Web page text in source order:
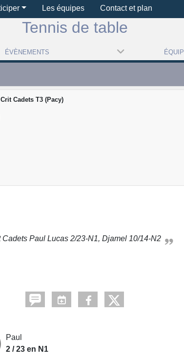
Les équipes Contact et plan
Tennis de table
ÉVÈNEMENTS
Crit Cadets T3 (Pacy)
Cadets Paul Lucas 2/23-N1, Djamel 10/14-N2
Paul
2 / 23 en N1